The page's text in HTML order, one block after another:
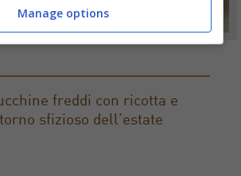
freddi con ricotta e
sfizioso dell’estate
Manage options